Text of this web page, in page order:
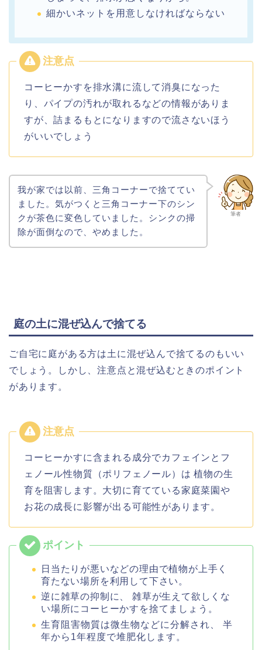
細かいネットを用意しなければならない
コーヒーかすを排水溝に流して消臭になった
り、 パイプの汚れが取れるなどの情報がありま
すが、詰まるもとになりますので流さないほう
がいいでしょう
筆者
我が家では以前、三角コーナーで捨ててい
ました。気がつくと三角コーナー下のシン
クが茶色に変色していました。シンクの掃
除が面倒なので、やめました。
庭の土に混ぜ込んで捨てる
ご自宅に庭がある方は土に混ぜ込んで捨てるのもいい
でしょう。しかし、注意点と混ぜ込むときのポイント
があります。
コーヒーかすに含まれる成分でカフェインとフ
ェノール性物質（ポリフェノール）は 植物の生
育を阻害します。大切に育てている家庭菜園や
お花の成長に影響が出る可能性があります。
日当たりが悪いなどの理由で植物が上手く
育たない場所を利用して下さい。
逆に雑草の抑制に、 雑草が生えて欲しくな
い場所にコーヒーかすを捨てましょう。
生育阻害物質は微生物などに分解され、 半
年から1年程度で堆肥化します。